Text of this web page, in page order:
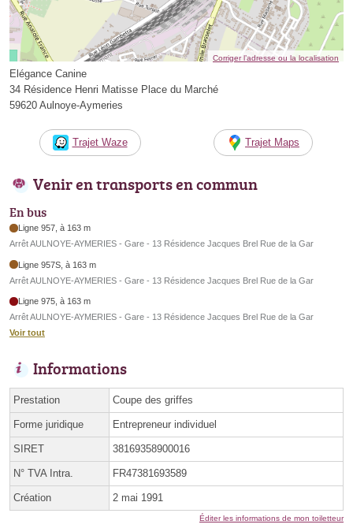
Corriger l’adresse ou la localisation
Elégance Canine
34 Résidence Henri Matisse Place du Marché
59620 Aulnoye-Aymeries
Trajet Waze Trajet Maps
Venir en transports en commun
En bus
Ligne 957, à 163 m
Arrêt AULNOYE-AYMERIES - Gare - 13 Résidence Jacques Brel Rue de la Gar
Ligne 957S, à 163 m
Arrêt AULNOYE-AYMERIES - Gare - 13 Résidence Jacques Brel Rue de la Gar
Ligne 975, à 163 m
Arrêt AULNOYE-AYMERIES - Gare - 13 Résidence Jacques Brel Rue de la Gar
Voir tout
Informations
Prestation Coupe des griffes
Forme juridique Entrepreneur individuel
SIRET 38169358900016
N° TVA Intra. FR47381693589
Création 2 mai 1991
Éditer les informations de mon toiletteur